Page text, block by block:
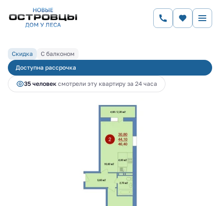
1-комнатная46.4 м
8 491 200 руб.
7 811 904 руб.
Ипотекаот 31 693 руб.
Скидка
С балконом
Доступна рассрочка
35 человек смотрели эту квартиру за 24 часа